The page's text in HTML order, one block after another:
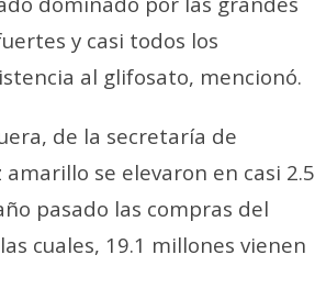
y casi todos los
al glifosato, mencionó.
de la secretaría de
se elevaron en casi 2.5
pasado las compras del
cuales, 19.1 millones vienen